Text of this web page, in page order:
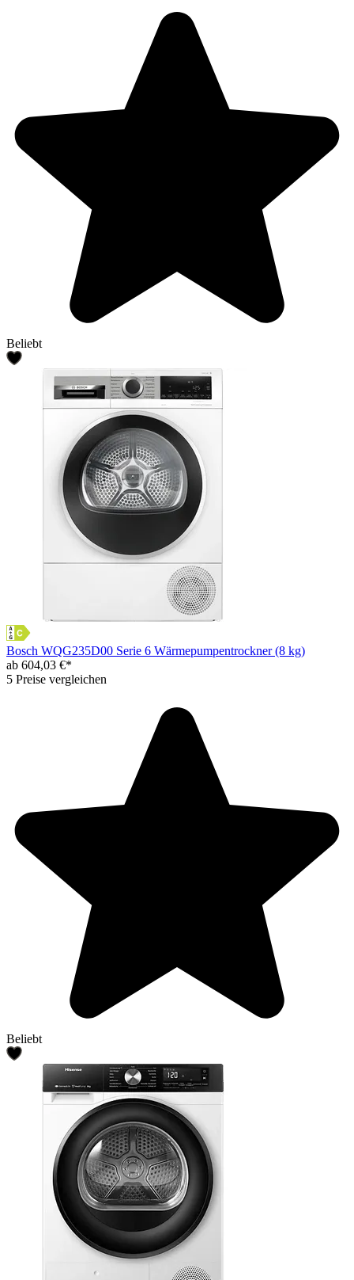
Beliebt
Bosch WQG235D00 Serie 6 Wärmepumpentrockner (8 kg)
ab 604,03 €*
5 Preise vergleichen
Beliebt